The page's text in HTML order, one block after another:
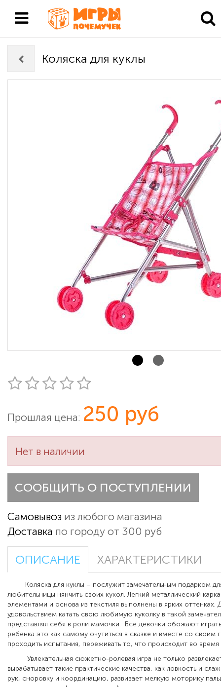
Коляска для куклы
Прошлая цена: 250 руб
Нет в наличии
СООБЩИТЬ О ПОСТУПЛЕНИИ
Самовывоз из любого магазина
Доставка по городу от 300 руб
ОПИСАНИЕ ХАРАКТЕРИСТИКИ
Коляска для куклы – послужит замечательным подарком
любительницы нянчить своих кукол. Лёгкий металлический
элементами и основа из текстиля выполнены в ярких оттенках.
удовольствием катать свою любимую куколку в такой
представляя себя в роли мамочки. Все девочки обожают
ребенка это как самому очутиться в сказке и вместе со своим
проходить испытания, переживать то, что происходит во
Увлекательная сюжетно-ролевая игра не только
вырабатывает такие практические качества, как ловкость и
рук, сноровку и координацию, развивает мелкую моторику